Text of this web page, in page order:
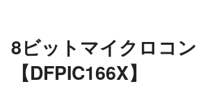
8ビットマイクロコン
【DFPIC166X】